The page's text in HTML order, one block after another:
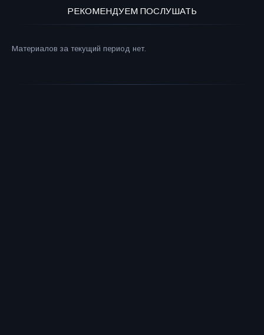
РЕКОМЕНДУЕМ ПОСЛУШАТЬ
Материалов за текущий период нет.